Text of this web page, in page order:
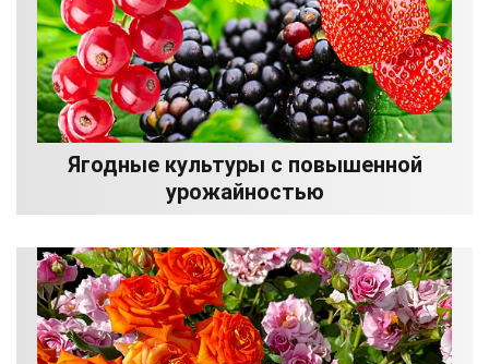
Ягодные культуры с повышенной
урожайностью